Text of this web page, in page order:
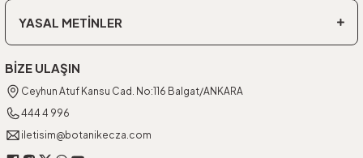
YASAL METİNLER
BİZE ULAŞIN
Ceyhun Atuf Kansu Cad. No:116 Balgat/ANKARA
444 4 996
iletisim@botanikecza.com